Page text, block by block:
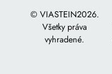
© VIASTEIN2026.
Všetky práva
vyhradené.